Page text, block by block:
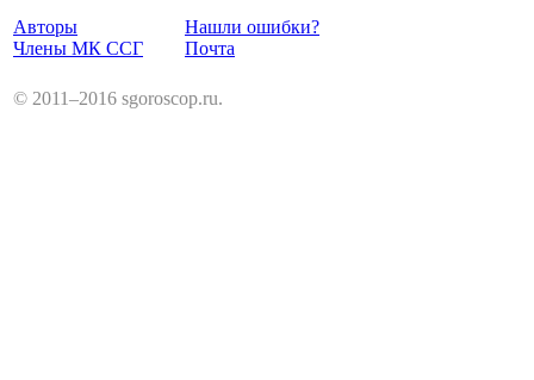
Авторы
Члены МК ССГ
Нашли ошибки?
Почта
© 2011–2016 sgoroscop.ru.